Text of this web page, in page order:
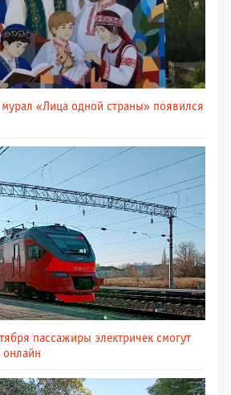
«Лица одной страны» появился
пассажиры электричек смогут
онлайн